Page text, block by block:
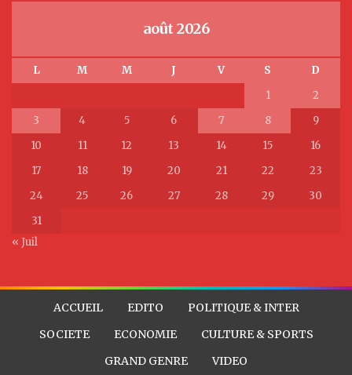
août 2026
L M M J V S
D
1
2
3
4 5 6 7 8
9
10
11 12 13 14 15
16
17
18 19 20 21 22
23
24
25 26 27 28 29
30
31
« Juil
ACCUEIL EDITO
POLITIQUE & INTER
SOCIETE
ECONOMIE
CULTURE & SPORTS
GRAND GENRE
VIDEO